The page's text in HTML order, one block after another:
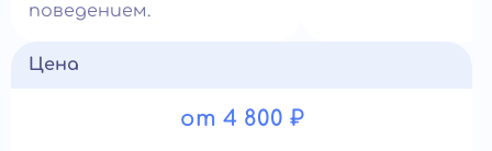
поведением.
Цена
от 4 800 ₽